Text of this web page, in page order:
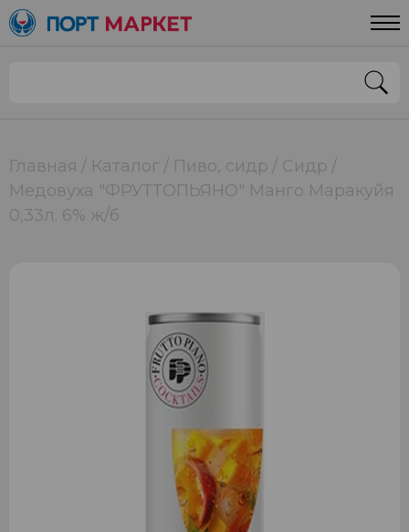
Главная Каталог Пиво, сидр
Сидр
Медовуха "ФРУТТОПЬЯНО" Манго Маракуйя
0,33л. 6% ж/б